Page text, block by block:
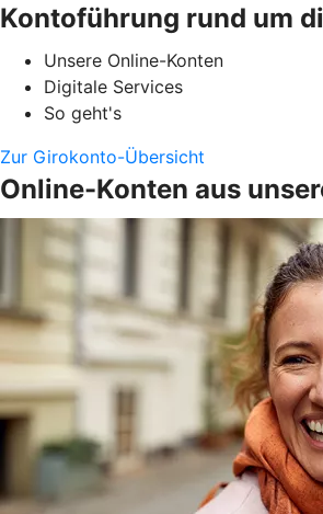
Kontoführung rund um
Unsere Online-Konten
Digitale Services
So geht's
Zur Girokonto-Übersicht
Online-Konten aus